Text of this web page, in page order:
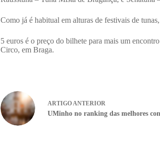
Como já é habitual em alturas de festivais de
5 euros é o preço do bilhete para mais um
Circo, em Braga.
ARTIGOANTERIOR
UMinho no ranking das melhores